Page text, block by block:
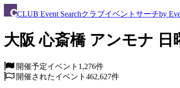
CLUB Event Searchクラブイベントサーチby
大阪 心斎橋 アンモナ
開催予定イベント 1,276件
開催されたイベント 462,627件